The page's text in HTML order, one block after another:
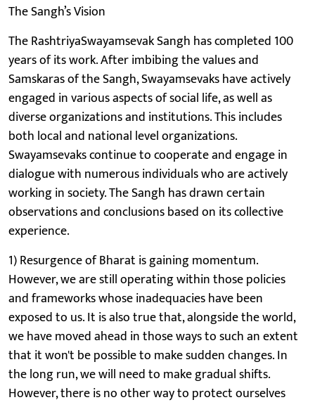
The Sangh’s Vision
The RashtriyaSwayamsevak Sangh has completed 100
years of its work. After imbibing the values and
Samskaras of the Sangh, Swayamsevaks have actively
engaged in various aspects of social life, as well as
diverse organizations and institutions. This includes
both local and national level organizations.
Swayamsevaks continue to cooperate and engage in
dialogue with numerous individuals who are actively
working in society. The Sangh has drawn certain
observations and conclusions based on its collective
experience.
1) Resurgence of Bharat is gaining momentum.
However, we are still operating within those policies
and frameworks whose inadequacies have been
exposed to us. It is also true that, alongside the world,
we have moved ahead in those ways to such an extent
that it won't be possible to make sudden changes. In
the long run, we will need to make gradual shifts.
However, there is no other way to protect ourselves